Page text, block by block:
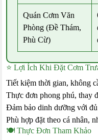
Quán Cơm Văn
Phòng (Đề Thám,
Phù Cừ)
⭐ Lợi Ích Khi Đặt Cơm
Tiết kiệm thời gian, không
Thực đơn phong phú, thay
Đảm bảo dinh dưỡng với
Phù hợp đặt theo cá nhân,
🍽️ Thực Đơn Tham Khảo